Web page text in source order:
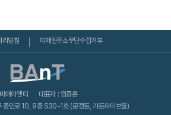
리방침 이메일주소무단수집거부
에이앤티
대표자 : 임종훈
충민로 10, 9층 S30-1호 (문정동, 가든파이브툴)